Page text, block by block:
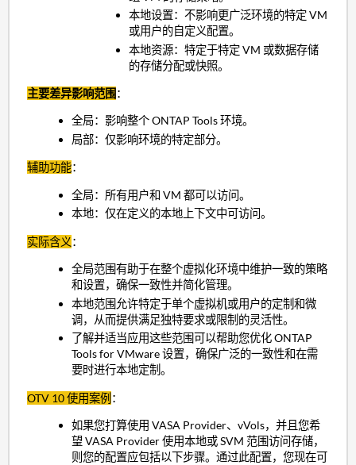
本地设置：不影响更广泛环境的特定 VM
或用户的自定义配置。
本地资源：特定于特定 VM 或数据存储
的存储分配或快照。
主要差异影响范围：
全局：影响整个 ONTAP Tools 环境。
局部：仅影响环境的特定部分。
辅助功能：
全局：所有用户和 VM 都可以访问。
本地：仅在定义的本地上下文中可访问。
实际含义：
全局范围有助于在整个虚拟化环境中维护一致的策略
和设置，确保一致性并简化管理。
本地范围允许特定于单个虚拟机或用户的定制和微
调，从而提供满足独特要求或限制的灵活性。
了解并适当应用这些范围可以帮助您优化 ONTAP
Tools for VMware 设置，确保广泛的一致性和在需
要时进行本地定制。
OTV 10 使用案例 ：
如果您打算使用 VASA Provider、vVols，并且您希
望 VASA Provider 使用本地或 SVM 范围访问存储，
则您的配置应包括以下步骤。通过此配置，您现在可